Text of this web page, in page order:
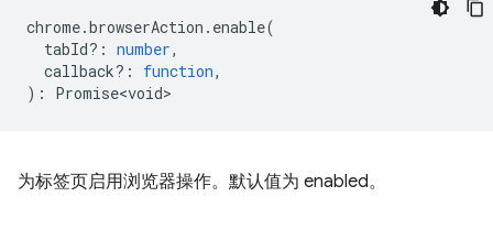
chrome.browserAction . enable(
tabId? : number,
callback? : function,
) : Promise<void>
为标签页启用浏览器操作。默认值为 enabled。